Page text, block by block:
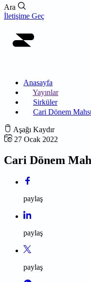
Ara
İletişime Geç
Anasayfa
Yayınlar
Sirküler
Cari Dönem
Aşağı Kaydır
27 Ocak 2022
Cari Dönem
paylaş
paylaş
paylaş